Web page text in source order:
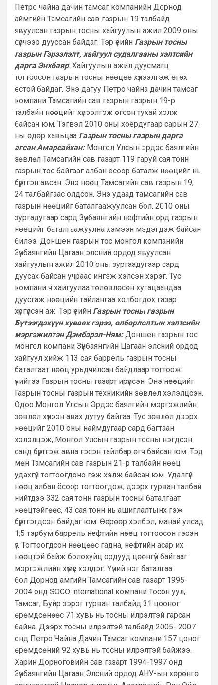
Петро чайна дачин тамсаг компанийн Дорнод
аймгийн Тамсагийн сав газрын 19 талбайд
явуулсан газрын тосны хайгуулын ажил 2009 оны
сүүлчээр дууссан байдаг. Тэр үеийн Газрын тосны
газрын Гэрээлэлт, хайгуул судалгааны хэлтсийн
дарга Энхбаяр: Хайгуулын ажил дуусмагц
тогтоосон газрын тосны нөөцөө хүлээлгэж өгөх
ёстой байдаг. Энэ дагуу Петро чайна дачин тамсаг
компани Тамсагийн сав газрын газрын 19-р
талбайн нөөцийг хүлээлгэж өгсөн тухай хэлж
байсан юм. Тэгвэл 2010 оны хоёрдугаар сарын 27-
ны өдөр хавьцаа Газрын тосны газрын дарга
агсан Амарсайхан: Монгол Улсын эрдэс баялгийн
зөвлөл Тамсагийн сав газарт 119 гаруй сая тонн
газрын тос байгааг албан ёсоор баталж нөөцийг нь
бүртгэн авсан. Энэ нөөц Тамсагийн сав газрын 19,
24 талбайгаас олдсон. Энэ удаад тамсагийн сав
газрын нөөцийг баталгаажуулсан бол, 2010 оны
зургадугаар сард Зүүнбаянгийн нефтийн орд газрын
нөөцийг баталгаажуулна хэмээн мэдэгдэж байсан
билээ. Доншен газрын тос монгол компанийн
Зүүнбаянгийн Цагаан элсний ордод явуулсан
хайгуулын ажил 2010 оны зургаадугаар сард
дуусах байсан учраас ингэж хэлсэн хэрэг. Тус
компани ч хайгуулаа төлөвлөсөн хугацаандаа
дуусгаж нөөцийн тайлангаа холбогдох газар
хүргүүлсэн аж. Тэр үеийн Газрын тосны газрын
Бүтээгдэхүүн хуваах гэрээ, олборлолтын хэлтсийн
мэргэжилтэн Дэмбэрэл-Ням:Доншен газрын тос
монгол компани Зүүнбаянгийн Цагаан элсний ордод
хайгуул хийж 113 сая баррель газрын тосны
баталгаат нөөц урьдчилсан байдлаар тогтоож
үүнийгээ Газрын тосны газарт ирүүлсэн. Энэ нөөцийг
Газрын тосны газрын техникийн зөвлөл хэлэлцсэн.
Одоо Монгол Улсын Эрдэс баялгийн мэргэжлийн
зөвлөл хүлээн авах дутуу байгаа. Тус зөвлөл дээрх
нөөцийг 2010 оны наймдугаар сард багтаан
хэлэлцэж, Монгол Улсын газрын тосны нэгдсэн
санд бүртгэж авна гэсэн тайлбар өгч байсан юм. Тэд
мөн Тамсагийн сав газрын 21-р талбайн нөөц
удахгүй тогтоогдоно гэж хэлж байсан юм. Удалгүй
нөөц албан ёсоор тогтоогдож, дээрх гурван талбай
нийтдээ 332 сая тонн газрын тосны баталгаат
нөөцтэйгөөс, 43 сая тонн нь ашиглалтынх гэж
бүртгэгдсэн байдаг юм. Өөрөөр хэлбэл, манай улсад
1,5 тэрбум баррель нефтийн нөөц тогтоосон гэсэн
үг. Тогтоогдсон нөөцөөс гадна, нефтийн асар их
нөөцтэй байж болохуйц ордууд цөөнгүй байгааг
мэргэжлийн хүмүүс хэлдэг. Үүний нэг баталгаа
бол Дорнод амгийн Тамсагийн сав газарт 1995-
2004 онд SOCO international компани Тосон уул,
Тамсаг, Буйр зэрэг гурван талбайд 31 цооног
өрөмдсөнөөс 71 хувь нь тосны илрэлтэй гарсан
байна. Дээрх тосны илрэлтэй талбайд 2005- 2007
онд Петро Чайна Дачин Тамсаг компани 157 цоног
өрөмдсөний 92 хувь нь тосны илрэлтэй байжээ.
Харин Дорноговийн сав газарт 1994-1997 онд
Зүүнбаянгийн Цагаан Элсний ордод АНУ-ын хөрөнгө